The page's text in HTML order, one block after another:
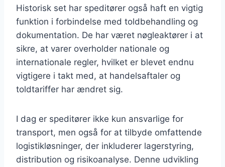
Historisk set har speditører også haft en vigtig
funktion i forbindelse med toldbehandling og
dokumentation. De har været nøgleaktører i at
sikre, at varer overholder nationale og
internationale regler, hvilket er blevet endnu
vigtigere i takt med, at handelsaftaler og
toldtariffer har ændret sig.
I dag er speditører ikke kun ansvarlige for
transport, men også for at tilbyde omfattende
logistikløsninger, der inkluderer lagerstyring,
distribution og risikoanalyse. Denne udvikling